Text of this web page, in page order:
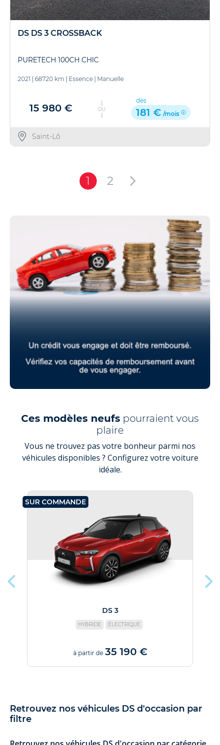
DS DS 3 CROSSBACK
PURETECH 100CH CHIC
2021 68720 km Essence Manuelle
15 980 € OU
dès
181 € /mois
Saint-Lô
1 2
Ces modèles neufs pourraient vous
plaire
Vous ne trouvez pas votre bonheur parmi nos
véhicules disponibles ? Configurez votre voiture
idéale.
SUR COMMANDE
DS 3
HYBRIDE ÉLECTRIQUE
à partir de 35 190 €
Retrouvez nos véhicules DS d'occasion par
filtre